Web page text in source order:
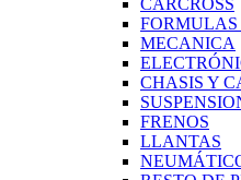
CARCROSS
FORMULAS
MECANICA
CHASIS Y
FRENOS
LLANTAS